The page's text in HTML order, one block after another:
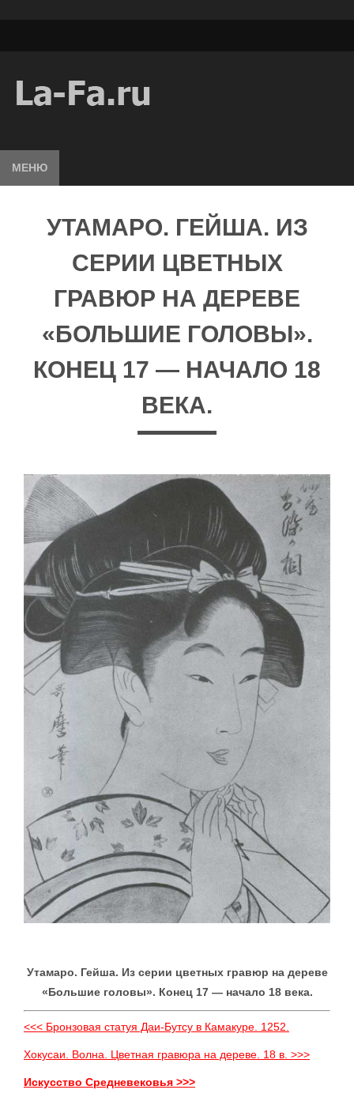
МЕНЮ
УТАМАРО. ГЕЙША. ИЗ
СЕРИИ ЦВЕТНЫХ
ГРАВЮР НА ДЕРЕВЕ
«БОЛЬШИЕ ГОЛОВЫ».
КОНЕЦ 17 — НАЧАЛО 18
ВЕКА.
Утамаро. Гейша. Из серии цветных гравюр на дереве
«Большие головы». Конец 17 — начало 18 века.
<<< Бронзовая статуя Даи-Бутсу в Камакуре. 1252.
Xокусаи. Волна. Цветная гравюра на дереве. 18 в. >>>
Искусство Средневековья >>>